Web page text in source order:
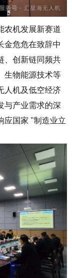
农机发展新赛道
金危危在致辞中
、创新链同频共
生物能源技术等
人机及低空经济
与产业需求的深
应国家 "制造业立